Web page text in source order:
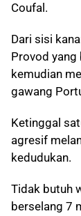
Coufal.
Dari sisi
Provod
kemudian
gawang
Ketinggal
agresif
kedudukan.
Tidak butuh
berselang 7